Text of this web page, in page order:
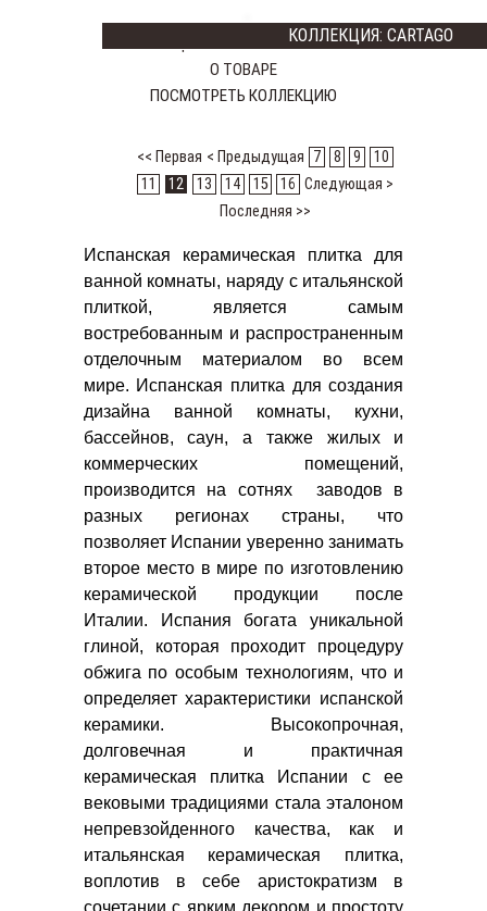
КОЛЛЕКЦИЯ: CARTAGO
8354 тг
О ТОВАРЕ
ПОСМОТРЕТЬ КОЛЛЕКЦИЮ
<< Первая < Предыдущая 7 8 9
10
11
12 13 14 15 16 Следующая >
Последняя >>
Испанская керамическая плитка для
ванной комнаты, наряду с итальянской
плиткой, является самым
востребованным и распространенным
отделочным материалом во всем
мире. Испанская плитка для создания
дизайна ванной комнаты, кухни,
бассейнов, саун, а также жилых и
коммерческих помещений,
производится на сотнях заводов в
разных регионах страны, что
позволяет Испании уверенно занимать
второе место в мире по изготовлению
керамической продукции после
Италии. Испания богата уникальной
глиной, которая проходит процедуру
обжига по особым технологиям, что и
определяет характеристики испанской
керамики. Высокопрочная,
долговечная и практичная
керамическая плитка Испании с ее
вековыми традициями стала эталоном
непревзойденного качества, как и
итальянская керамическая плитка,
воплотив в себе аристократизм в
сочетании с ярким декором и простоту